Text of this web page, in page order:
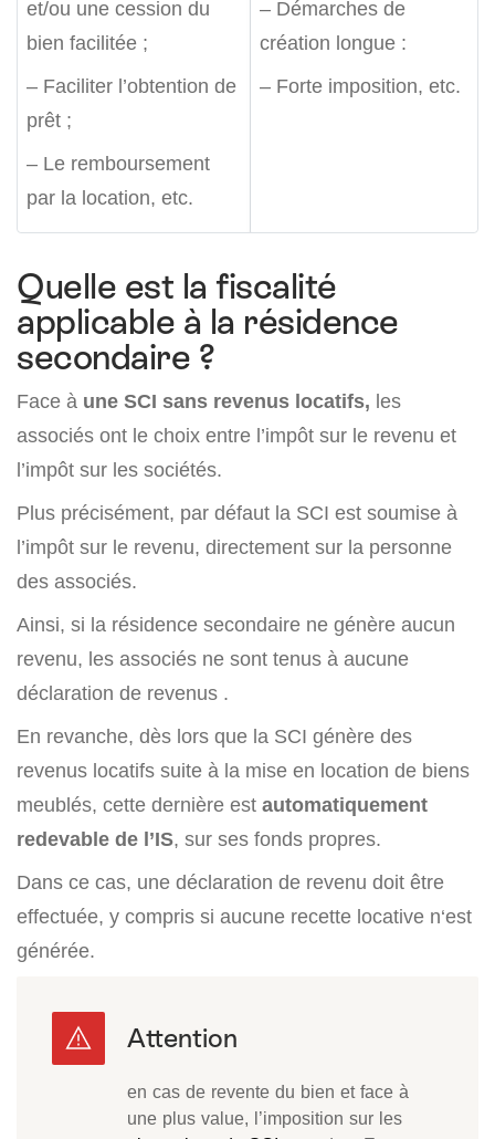
et/ou une cession du
bien facilitée ;
– Faciliter l’obtention de
prêt ;
– Le remboursement
par la location, etc.
– Démarches de
création longue :
– Forte imposition, etc.
Quelle est la fiscalité
applicable à la résidence
secondaire ?
Face à une SCI sans revenus locatifs, les
associés ont le choix entre l’impôt sur le revenu et
l’impôt sur les sociétés.
Plus précisément, par défaut la SCI est soumise à
l’impôt sur le revenu, directement sur la personne
des associés.
Ainsi, si la résidence secondaire ne génère aucun
revenu, les associés ne sont tenus à aucune
déclaration de revenus .
En revanche, dès lors que la SCI génère des
revenus locatifs suite à la mise en location de biens
meublés, cette dernière est automatiquement
redevable de l’IS, sur ses fonds propres.
Dans ce cas, une déclaration de revenu doit être
effectuée, y compris si aucune recette locative n‘est
générée.
en cas de revente du bien et face à
une plus value, l’imposition sur les